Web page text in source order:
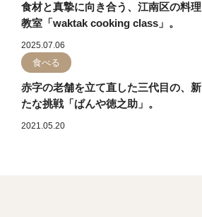
食材と真摯に向き合う、江南区の料理
教室「waktak cooking class」。
2025.07.06
食べる
赤字の老舗を立て直した三代目の、新
たな挑戦「ぱんや徳之助」。
2021.05.20